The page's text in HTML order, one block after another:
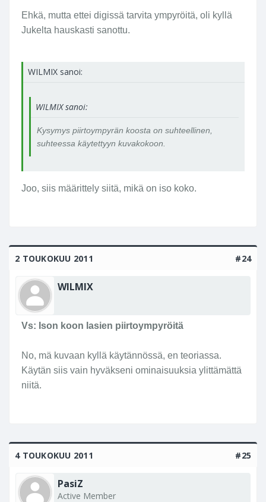
Ehkä, mutta ettei digissä tarvita ympyröitä, oli kyllä
Jukelta hauskasti sanottu.
WILMIX sanoi:
WILMIX sanoi:
Kysymys piirtoympyrän koosta on suhteellinen,
suhteessa käytettyyn kuvakokoon.
Joo, siis määrittely siitä, mikä on iso koko.
2 TOUKOKUU 2011 #24
WILMIX
Vs: Ison koon lasien piirtoympyröitä
No, mä kuvaan kyllä käytännössä, en teoriassa.
Käytän siis vain hyväkseni ominaisuuksia ylittämättä
niitä.
4 TOUKOKUU 2011 #25
PasiZ
Active Member